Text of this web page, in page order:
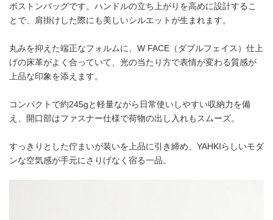
ボストンバッグです。ハンドルの立ち上がりを高めに設計するこ
とで、肩掛けした際にも美しいシルエットが生まれます。
丸みを抑えた端正なフォルムに、W FACE（ダブルフェイス）仕上
げの床革がよく合っていて、光の当たり方で表情が変わる質感が
上品な印象を添えます。
コンパクトで約245gと軽量ながら日常使いしやすい収納力を備
え、開口部はファスナー仕様で荷物の出し入れもスムーズ。
すっきりとした佇まいが装いを上品に引き締め、YAHKIらしいモダ
ンな空気感が手元にさりげなく宿る一品。